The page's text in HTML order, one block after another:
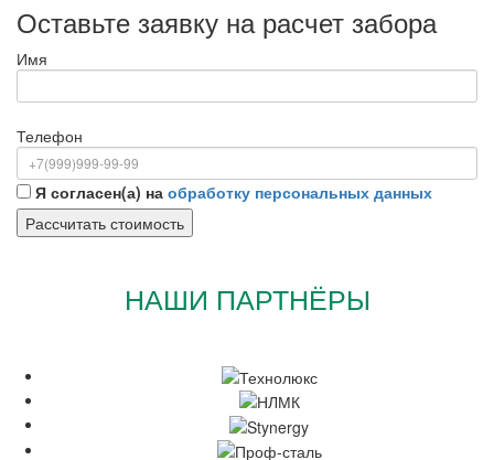
Оставьте заявку на расчет забора
Имя
Телефон
Я согласен(а) на обработку персональных данных
НАШИ ПАРТНЁРЫ